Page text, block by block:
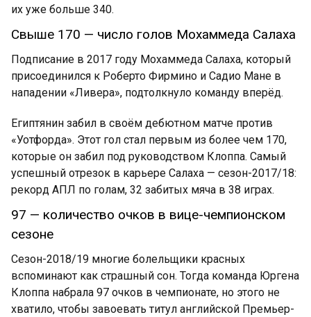
их уже больше 340.
Свыше 170 — число голов Мохаммеда Салаха
Подписание в 2017 году Мохаммеда Салаха, который
присоединился к Роберто Фирмино и Садио Мане в
нападении «Ливера», подтолкнуло команду вперёд.
Египтянин забил в своём дебютном матче против
«Уотфорда». Этот гол стал первым из более чем 170,
которые он забил под руководством Клоппа. Самый
успешный отрезок в карьере Салаха — сезон-2017/18:
рекорд АПЛ по голам, 32 забитых мяча в 38 играх.
97 — количество очков в вице-чемпионском
сезоне
Сезон-2018/19 многие болельщики красных
вспоминают как страшный сон. Тогда команда Юргена
Клоппа набрала 97 очков в чемпионате, но этого не
хватило, чтобы завоевать титул английской Премьер-